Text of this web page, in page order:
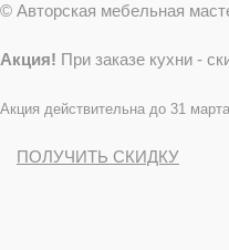
© Авторская мебельная
Акция! При заказе кухни -
Акция действительна до 31 марта
ПОЛУЧИТЬ СКИДКУ